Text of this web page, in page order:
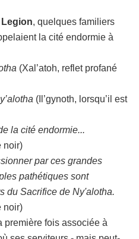
Legion, quelques familiers
la cité endormie à
(Xal’atoh, reflet profané
(Il’gynoth, lorsqu’il est
la cité endormie...
noir)
par ces grandes
pathétiques sont
du Sacrifice de Ny'alotha.
noir)
première fois associée à